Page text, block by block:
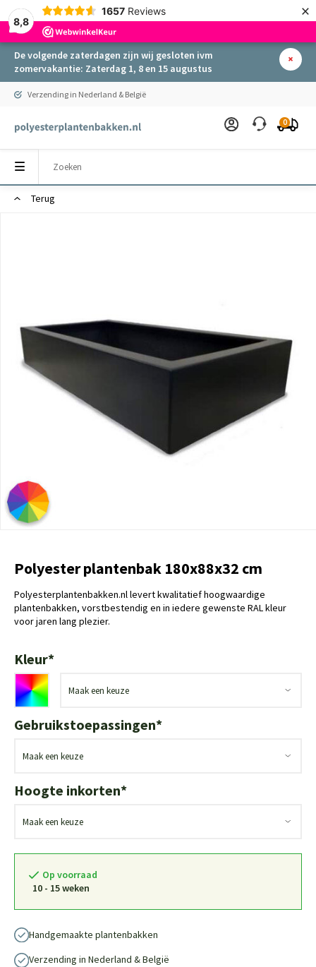
8,8
1657 Reviews ×
De volgende zaterdagen zijn wij gesloten ivm
zomervakantie: Zaterdag 1, 8 en 15 augustus
Verzending in Nederland & België
0
Terug
Polyester plantenbak 180x88x32 cm
Polyesterplantenbakken.nl levert kwalitatief hoogwaardige
plantenbakken, vorstbestendig en in iedere gewenste RAL kleur
voor jaren lang plezier.
Kleur*
Gebruikstoepassingen*
Hoogte inkorten*
Op voorraad
10 - 15 weken
Handgemaakte plantenbakken
Verzending in Nederland & België